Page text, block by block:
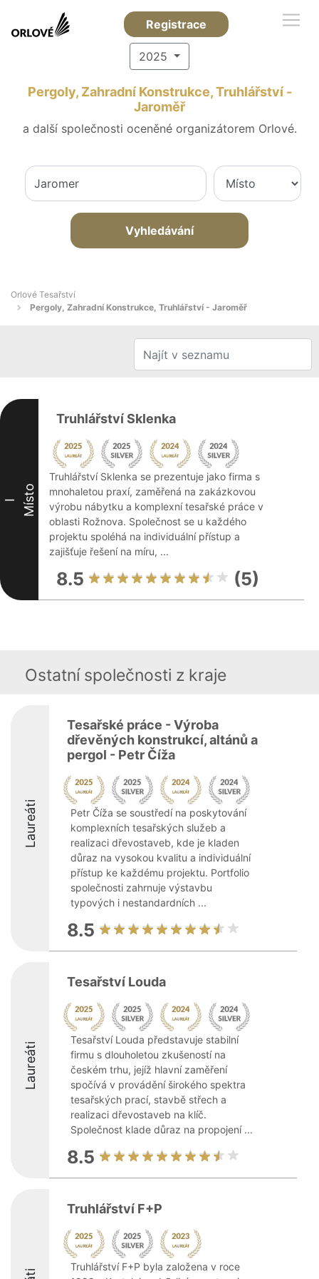
Registrace
2025
Pergoly, Zahradní Konstrukce, Truhlářství -
Jaroměř
a další společnosti oceněné organizátorem Orlové.
Vyhledávání
Orlové Tesařství
Pergoly, Zahradní Konstrukce, Truhlářství - Jaroměř
I Místo
Truhlářství Sklenka
Truhlářství Sklenka se prezentuje jako firma s
mnohaletou praxí, zaměřená na zakázkovou
výrobu nábytku a komplexní tesařské práce v
oblasti Rožnova. Společnost se u každého
projektu spoléhá na individuální přístup a
zajišťuje řešení na míru, ...
8.5 (5)
Ostatní společnosti z kraje
Laureáti
Tesařské práce - Výroba
dřevěných konstrukcí, altánů a
pergol - Petr Číža
Petr Číža se soustředí na poskytování
komplexních tesařských služeb a
realizaci dřevostaveb, kde je kladen
důraz na vysokou kvalitu a individuální
přístup ke každému projektu. Portfolio
společnosti zahrnuje výstavbu
typových i nestandardních ...
8.5
Laureáti
Tesařství Louda
Tesařství Louda představuje stabilní
firmu s dlouholetou zkušeností na
českém trhu, jejíž hlavní zaměření
spočívá v provádění širokého spektra
tesařských prací, stavbě střech a
realizaci dřevostaveb na klíč.
Společnost klade důraz na propojení ...
8.5
Truhlářství F+P
Truhlářství F+P byla založena v roce